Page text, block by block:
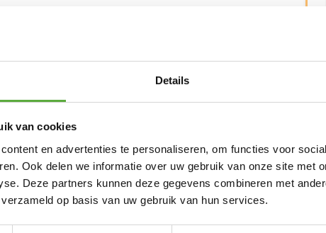
Details
en advertenties te personaliseren, om functies voor
Ook delen we informatie over uw gebruik van onze site met
Deze partners kunnen deze gegevens combineren met
op basis van uw gebruik van hun services.
kussen en hoofdsteun, zodat je meteen
een antraciet-kleur, perfect voor een rustige
Gepoedercoat aluminium en all-weather
en temperatuurverschillen.
van 80 × 200 cm en een lage instap van
te maken en ontworpen om lang mooi te
5 jaar garantie.
*
Shops